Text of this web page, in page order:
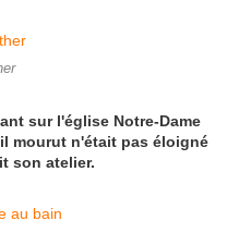
sur l'église Notre-Dame
mourut n'était pas éloigné
son atelier.